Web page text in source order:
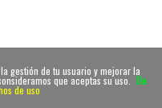
gestión de tu usuario y mejorar la
que aceptas su uso. De
de uso